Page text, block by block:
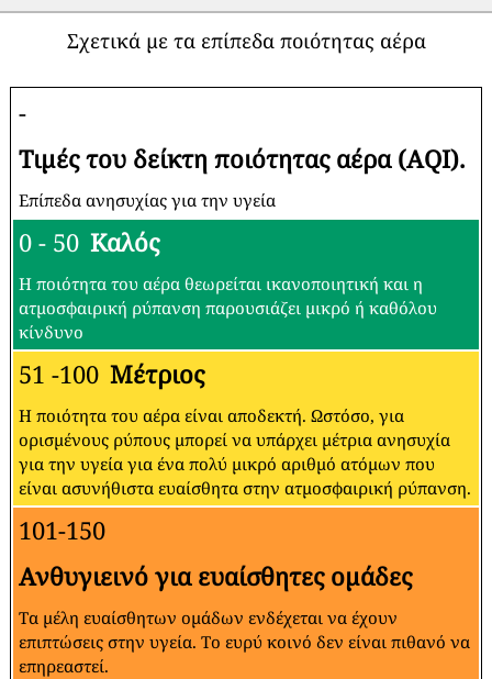
Σχετικά με τα επίπεδα ποιότητας αέρα
-
Τιμές του δείκτη ποιότητας αέρα (AQI).
Επίπεδα ανησυχίας για την υγεία
0 - 50 Καλός
Η ποιότητα του αέρα θεωρείται ικανοποιητική και η
ατμοσφαιρική ρύπανση παρουσιάζει μικρό ή καθόλου
κίνδυνο
51 -100 Μέτριος
Η ποιότητα του αέρα είναι αποδεκτή. Ωστόσο, για
ορισμένους ρύπους μπορεί να υπάρχει μέτρια ανησυχία
για την υγεία για ένα πολύ μικρό αριθμό ατόμων που
είναι ασυνήθιστα ευαίσθητα στην ατμοσφαιρική ρύπανση.
101-150
Ανθυγιεινό για ευαίσθητες ομάδες
Τα μέλη ευαίσθητων ομάδων ενδέχεται να έχουν
επιπτώσεις στην υγεία. Το ευρύ κοινό δεν είναι πιθανό να
επηρεαστεί.